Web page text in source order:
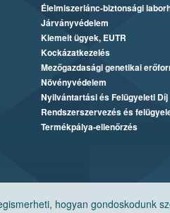
hogyan gondoskodunk
Élelmiszerlánc-biztonsági
Járványvédelem
Kiemelt ügyek, EUTR
Kockázatkezelés
Mezőgazdasági genetikai
Növényvédelem
Nyilvántartási és Felügyeleti Díj
Rendszerszervezés és
Termékpálya-ellenőrzés